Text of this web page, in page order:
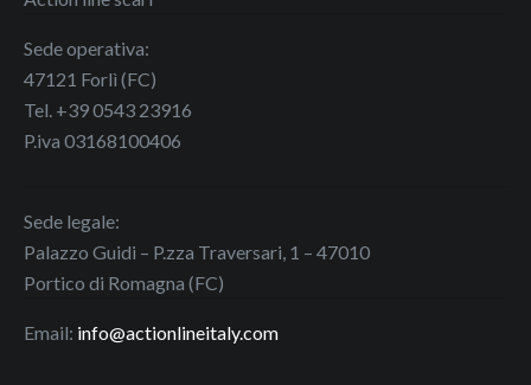
Sede operativa:
47121 Forlì (FC)
Tel. +39 0543 23916
P.iva 03168100406
Sede legale:
Palazzo Guidi – P.zza Traversari, 1 – 47010
Portico di Romagna (FC)
Email: info@actionlineitaly.com